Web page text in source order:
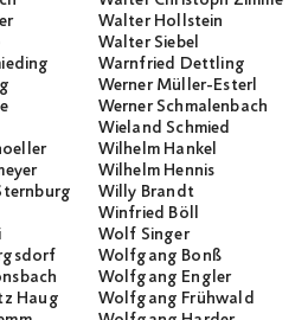
Walter Hollstein
Walter Siebel
Warnfried Dettling
Werner Müller-Esterl
Werner Schmalenbach
Wieland Schmied
Wilhelm Hankel
Wilhelm Hennis
Willy Brandt
Winfried Böll
Wolf Singer
Wolfgang Bonß
Wolfgang Engler
Haug
Wolfgang Frühwald